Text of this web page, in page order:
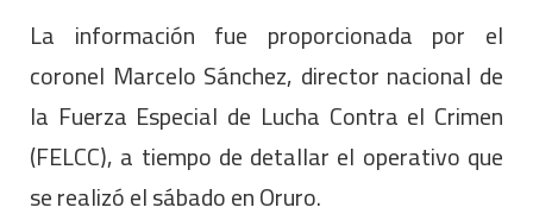
La información fue proporcionada por el
coronel Marcelo Sánchez, director nacional de
la Fuerza Especial de Lucha Contra el Crimen
(FELCC), a tiempo de detallar el operativo que
se realizó el sábado en Oruro.